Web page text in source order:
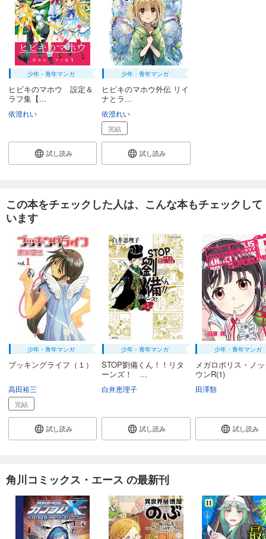
少年・青年マンガ
ヒビキのマホウ 設定＆
ラフ集【...
依澄れい
試し読み
少年・青年マンガ
ヒビキのマホウ外伝 リイ
ナとラ...
依澄れい
完結
試し読み
この本をチェックした人は、こんな本もチェックして
います
少年・青年マンガ
ブッキングライフ（１）
高田裕三
完結
試し読み
少年・青年マンガ
STOP劉備くん！！リタ
ーンズ！ ...
白井恵理子
試し読み
少年・青年マンガ
メガロポリス・ノ
ウンR(1)
田澤類
試し読み
角川コミックス・エース の最新刊